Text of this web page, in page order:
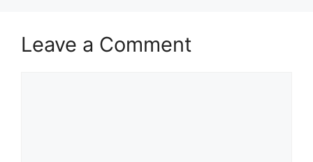
Leave a Comment